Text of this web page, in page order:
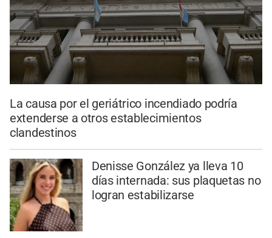
La causa por el geriátrico incendiado podría
extenderse a otros establecimientos
clandestinos
Denisse González ya lleva 10
días internada: sus plaquetas no
logran estabilizarse